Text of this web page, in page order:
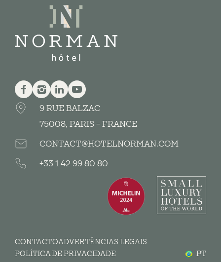
Facebook
InstagramLinkedinYoutube
9 RUE BALZAC
75008, PARIS - FRANCE
CONTACT@HOTELNORMAN.COM
+33 1 42 99 80 80
CONTACTOADVERTÊNCIAS LEGAIS
POLÍTICA DE PRIVACIDADE
PT